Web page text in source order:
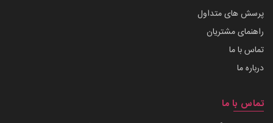
پرسش های متداول
راهنمای مشتریان
تماس با ما
درباره ما
تماس با ما